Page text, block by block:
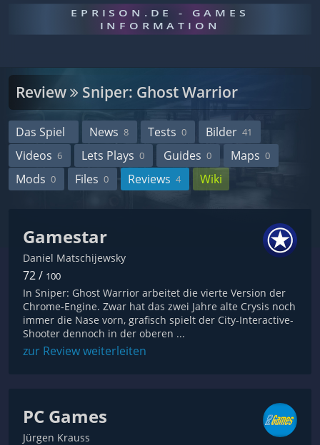
EPRISON.DE - GAMES
INFORMATION
Review Sniper: Ghost Warrior
Das Spiel News 8 Tests 0 Bilder 41
Videos 6 Lets Plays 0 Guides 0 Maps 0
Mods 0 Files 0 Reviews 4 Wiki
Gamestar
Daniel Matschijewsky
72 / 100
In Sniper: Ghost Warrior arbeitet die vierte Version der
Chrome-Engine. Zwar hat das zwei Jahre alte Crysis noch
immer die Nase vorn, grafisch spielt der City-Interactive-
Shooter dennoch in der oberen ...
zur Review weiterleiten
PC Games
Jürgen Krauss